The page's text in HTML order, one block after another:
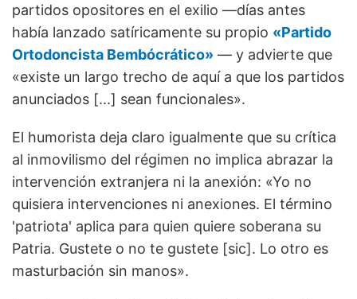
partidos opositores en el exilio —días antes
había lanzado satíricamente su propio «Partido
Ortodoncista Bembócrático» — y advierte que
«existe un largo trecho de aquí a que los partidos
anunciados [...] sean funcionales».
El humorista deja claro igualmente que su crítica
al inmovilismo del régimen no implica abrazar la
intervención extranjera ni la anexión: «Yo no
quisiera intervenciones ni anexiones. El término
'patriota' aplica para quien quiere soberana su
Patria. Gustete o no te gustete [sic]. Lo otro es
masturbación sin manos».